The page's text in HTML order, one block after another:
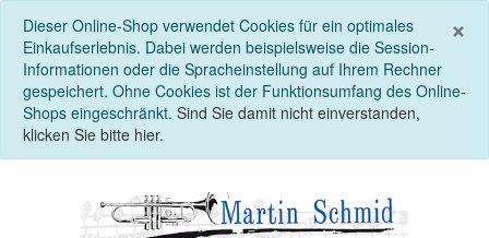
×
Dieser Online-Shop verwendet Cookies für ein optimales
Einkaufserlebnis. Dabei werden beispielsweise die Session-
Informationen oder die Spracheinstellung auf Ihrem Rechner
gespeichert. Ohne Cookies ist der Funktionsumfang des Online-
Shops eingeschränkt. Sind Sie damit nicht einverstanden,
klicken Sie bitte hier.